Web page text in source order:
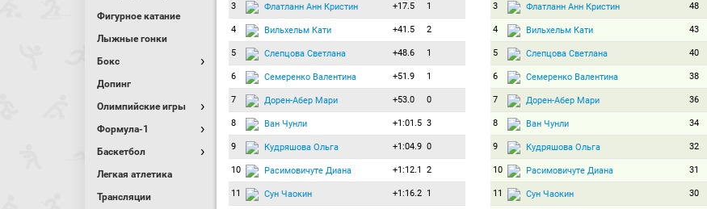
Фигурное катание
Лыжные гонки
Бокс
Допинг
Олимпийские игры
Формула-1
Баскетбол
Легкая атлетика
Трансляции
3 Флатланн Анн Кристин +17.5 1
4 Вильхельм Кати +41.5 2
5 Слепцова Светлана +48.6 1
6 Семеренко Валентина +51.9 1
7 Дорен-Абер Мари +53.0 0
8 Ван Чунли +1:01.5 3
9 Кудряшова Ольга +1:04.9 0
10 Расимовичуте Диана +1:12.1 2
11 Сун Чаокин +1:16.2 1
3 Флатланн Анн Кристин 48
4 Вильхельм Кати 43
5 Слепцова Светлана 40
6 Семеренко Валентина 38
7 Дорен-Абер Мари 36
8 Ван Чунли 34
9 Кудряшова Ольга 32
10 Расимовичуте Диана 31
11 Сун Чаокин 30